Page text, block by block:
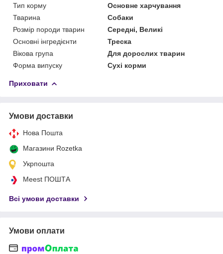
Тип корму
Основне харчування
Тварина
Собаки
Розмір породи тварин
Середні, Великі
Основні інгредієнти
Треска
Вікова група
Для дорослих тварин
Форма випуску
Сухі корми
Приховати
Умови доставки
Нова Пошта
Магазини Rozetka
Укрпошта
Meest ПОШТА
Всі умови доставки
Умови оплати